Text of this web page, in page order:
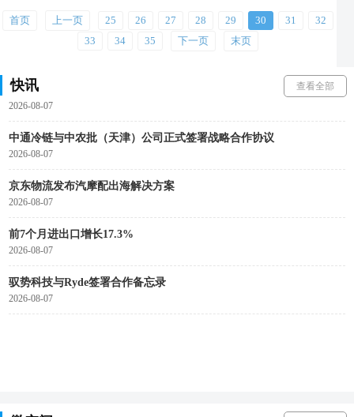
首页 上一页 25 26 27 28 29 30 31
32
33
34 35 下一页 末页
快讯 查看全部
云锋基金回应Corgi投资传闻
辽港股份与厦门建发股份达成战略合作
2026-08-07
中通冷链与中农批（天津）公司正式签署战略合作协议
2026-08-07
京东物流发布汽摩配出海解决方案
2026-08-07
前7个月进出口增长17.3%
2026-08-07
驭势科技与Ryde签署合作备忘录
2026-08-07